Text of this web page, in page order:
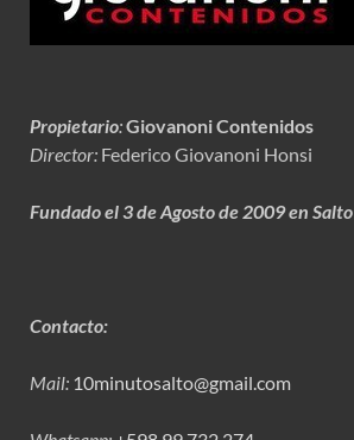
Propietario:Giovanoni Contenidos
Director: Federico Giovanoni Honsi
Fundado el 3 de Agosto de 2009 en Salto
Contacto:
Mail: 10minutosalto@gmail.com